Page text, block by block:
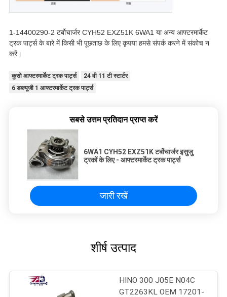
1-14400290-2 टर्बोचार्जर CYH52 EXZ51K 6WA1 या अन्य आफ्टरमार्केट
ट्रक पार्ट्स के बारे में किसी भी पूछताछ के लिए कृपया हमसे संपर्क करने में संकोच न
करें।
कुसो आफ्टरमार्केट ट्रक पार्ट्स
24 वी 11 टी स्टार्टर
6 डब्ल्यूजी 1 आफ्टरमार्केट ट्रक पार्ट्स
सबसे उत्तम प्रतिदान प्राप्त करें
6WA1 CYH52 EXZ51K टर्बोचार्जर इसुजु
ट्रकों के लिए - आफ्टरमार्केट ट्रक पार्ट्स
जारी रखें
शीर्ष उत्पाद
HINO 300 J05E N04C
GT2263KL OEM 17201-